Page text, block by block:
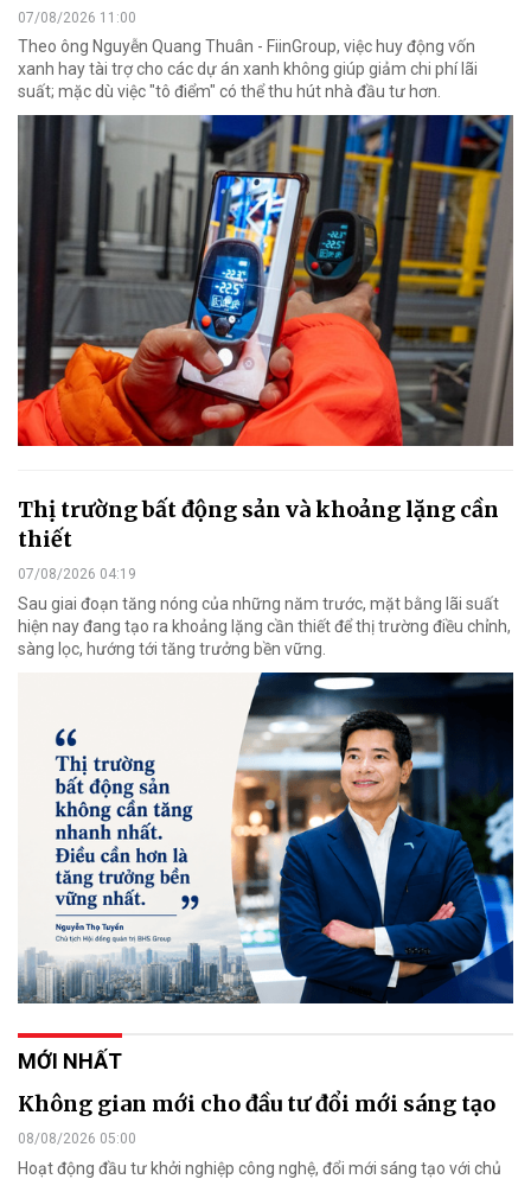
07/08/2026 11:00
Theo ông Nguyễn Quang Thuân - FiinGroup, việc huy động vốn
xanh hay tài trợ cho các dự án xanh không giúp giảm chi phí lãi
suất; mặc dù việc "tô điểm" có thể thu hút nhà đầu tư hơn.
Thị trường bất động sản và khoảng lặng cần
thiết
07/08/2026 04:19
Sau giai đoạn tăng nóng của những năm trước, mặt bằng lãi suất
hiện nay đang tạo ra khoảng lặng cần thiết để thị trường điều chỉnh,
sàng lọc, hướng tới tăng trưởng bền vững.
MỚI NHẤT
Không gian mới cho đầu tư đổi mới sáng tạo
08/08/2026 05:00
Hoạt động đầu tư khởi nghiệp công nghệ, đổi mới sáng tạo với chủ